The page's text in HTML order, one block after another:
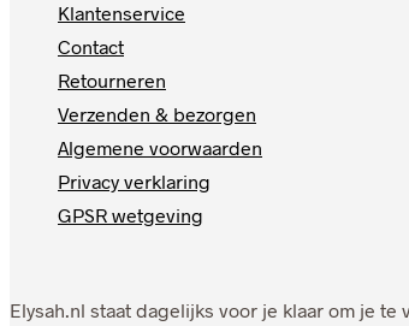
Klantenservice
Contact
Retourneren
Verzenden & bezorgen
Algemene voorwaarden
Privacy verklaring
GPSR wetgeving
Elysah.nl staat dagelijks voor je klaar om je